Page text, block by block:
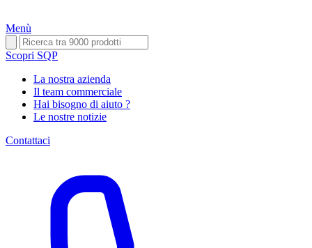
Menù
Scopri SQP
La nostra azienda
Il team commerciale
Hai bisogno di aiuto ?
Le nostre notizie
Contattaci